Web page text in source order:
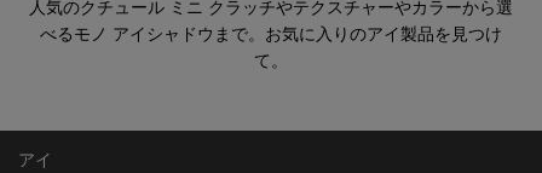
人気のクチュール ミニ クラッチやテクスチャーやカラーから選
べるモノ アイシャドウまで。お気に入りのアイ製品を見つけ
て。
アイ